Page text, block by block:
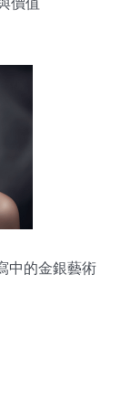
價值
中的金銀藝術